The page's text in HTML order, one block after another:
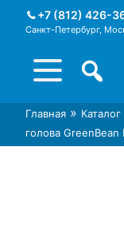
+7 (812) 426-
Санкт-Петербург,
Главная » Каталог
голова GreenBean